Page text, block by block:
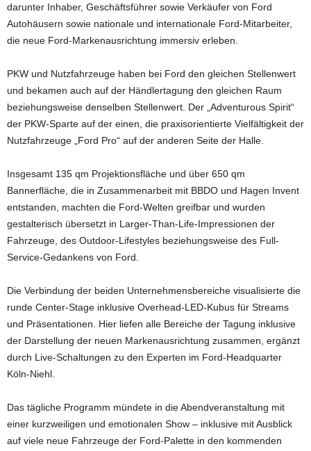
darunter Inhaber, Geschäftsführer sowie Verkäufer von Ford
Autohäusern sowie nationale und internationale Ford-Mitarbeiter,
die neue Ford-Markenausrichtung immersiv erleben.
PKW und Nutzfahrzeuge haben bei Ford den gleichen Stellenwert
und bekamen auch auf der Händlertagung den gleichen Raum
beziehungsweise denselben Stellenwert. Der „Adventurous Spirit“
der PKW-Sparte auf der einen, die praxisorientierte Vielfältigkeit der
Nutzfahrzeuge „Ford Pro“ auf der anderen Seite der Halle.
Insgesamt 135 qm Projektionsfläche und über 650 qm
Bannerfläche, die in Zusammenarbeit mit BBDO und Hagen Invent
entstanden, machten die Ford-Welten greifbar und wurden
gestalterisch übersetzt in Larger-Than-Life-Impressionen der
Fahrzeuge, des Outdoor-Lifestyles beziehungsweise des Full-
Service-Gedankens von Ford.
Die Verbindung der beiden Unternehmensbereiche visualisierte die
runde Center-Stage inklusive Overhead-LED-Kubus für Streams
und Präsentationen. Hier liefen alle Bereiche der Tagung inklusive
der Darstellung der neuen Markenausrichtung zusammen, ergänzt
durch Live-Schaltungen zu den Experten im Ford-Headquarter
Köln-Niehl.
Das tägliche Programm mündete in die Abendveranstaltung mit
einer kurzweiligen und emotionalen Show – inklusive mit Ausblick
auf viele neue Fahrzeuge der Ford-Palette in den kommenden